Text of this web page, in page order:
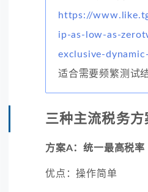
https://
ip-as-low-as-
exclusive-
适合需要频繁测试
三种主流税务方
方案A：统一最高税率
优点：操作简单